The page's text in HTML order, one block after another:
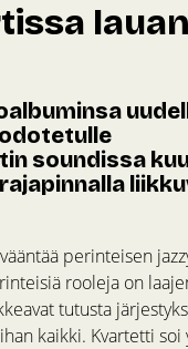
soundissa
perinteisen
rooleja on
tutusta
kaikki. Kvartetti soi